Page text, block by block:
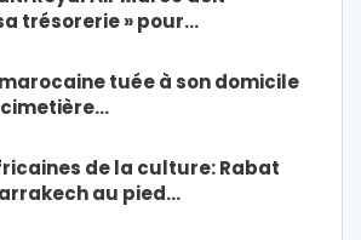
trésorerie » pour…
tuée à son domicile
de la culture: Rabat
au pied…